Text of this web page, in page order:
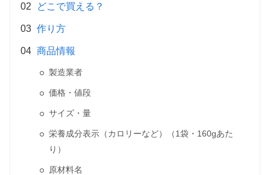
どこで買える？
作り方
商品情報
製造業者
価格・値段
サイズ・量
栄養成分表示（カロリーなど）（1袋・160gあた
り）
原材料名